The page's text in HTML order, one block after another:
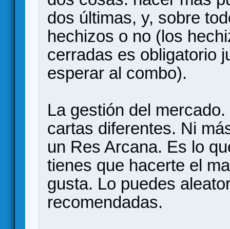
dos últimas, y, sobre
hechizos o no (los
cerradas es obligatorio
esperar al combo).
La gestión del
cartas diferentes. Ni
un Res Arcana. Es lo
tienes que hacerte el
gusta. Lo puedes
recomendadas.